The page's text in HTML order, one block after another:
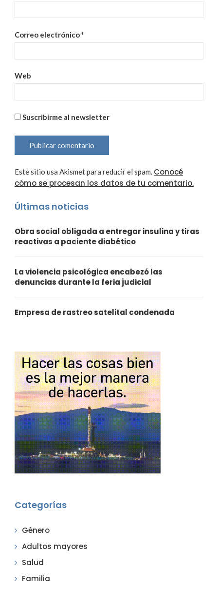
Correo electrónico*
Web
Suscribirme al newsletter
Este sitio usa Akismet para reducir el spam. Conocé
cómo se procesan los datos de tu comentario.
Últimas noticias
Obra social obligada a entregar insulina y tiras
reactivas a paciente diabético
La violencia psicológica encabezó las
denuncias durante la feria judicial
Empresa de rastreo satelital condenada
Categorías
Género
Adultos mayores
Salud
Familia